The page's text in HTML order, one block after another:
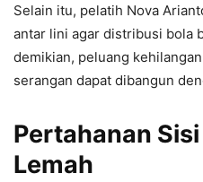
Selain itu, pelatih Nova
antar lini agar distribusi bola
demikian, peluang
serangan dapat dibangun
Pertahanan
Lemah